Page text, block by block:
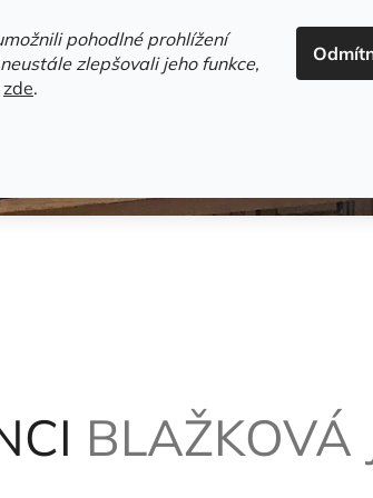
pohodlné prohlížení
zlepšovali jeho funkce,
zde.
HLEDAT
BLAŽKOVÁ